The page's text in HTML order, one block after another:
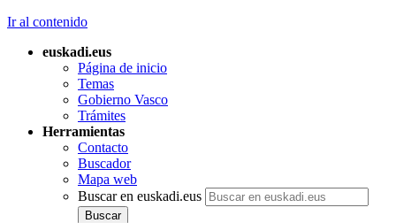
Ir al contenido
euskadi.eus
Página de inicio
Temas
Gobierno Vasco
Trámites
Herramientas
Contacto
Buscador
Mapa web
Buscar en euskadi.eus